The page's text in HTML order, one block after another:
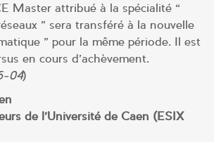
Master attribué à la spécialité «
» sera transféré à la nouvelle
» pour la même période. Il est
en cours d’achèvement.
04)
de l’Université de Caen (ESIX